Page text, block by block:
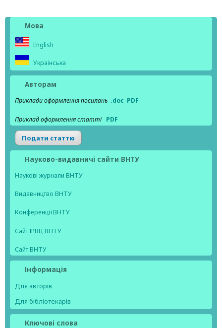
Мова
English
Українська
Авторам
Приклади оформлення посилань .doc PDF
Приклад оформлення статті PDF
Подати статтю
Науково-видавничі сайти ВНТУ
Наукові журнали ВНТУ
Видавництво ВНТУ
Конференції ВНТУ
Сайт ІРВЦ ВНТУ
Сайт ВНТУ
Інформація
Для авторів
Для бібліотекарів
Ключові слова